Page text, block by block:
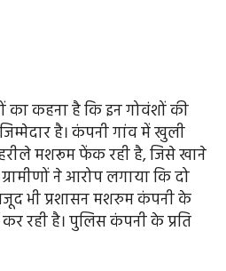
का कहना है कि इन गोवंशों की
है। कंपनी गांव में खुली
मशरूम फेंक रही है, जिसे खाने
ने आरोप लगाया कि दो
भी प्रशासन मशरुम कंपनी के
रही है। पुलिस कंपनी के प्रति